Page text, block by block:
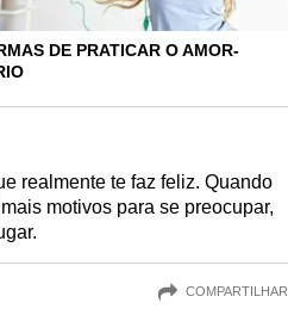
DE PRATICAR O AMOR-
realmente te faz feliz. Quando
motivos para se preocupar,
COMPARTILHAR